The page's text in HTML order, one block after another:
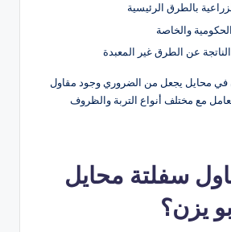
بالطرق الرئيسية
والخاصة
عن الطرق غير المعبدة
في محايل يجعل من الضروري وجود مقاول
مع مختلف أنواع التربة والظروف
سفلتة محايل
يزن؟